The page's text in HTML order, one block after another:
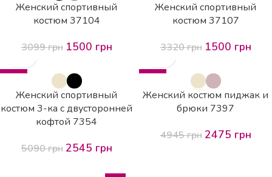
Женский спортивный
костюм 37104
3099грн 1500 грн
Женский спортивный
костюм 37107
3320грн 1500 грн
-50%
Женский спортивный
костюм 3-ка с двусторонней
кофтой 7354
5090грн 2545 грн
-50%
Женский костюм пиджак и
брюки 7397
4945грн 2475 грн